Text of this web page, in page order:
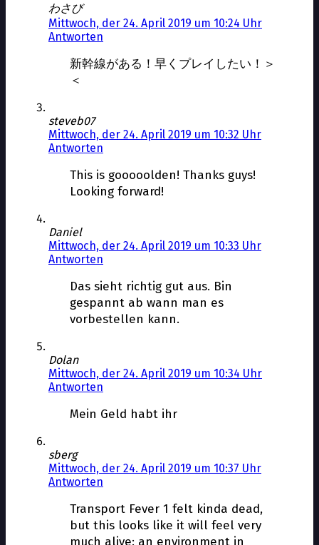
わさび
Mittwoch, der 24. April 2019 um 10:24 Uhr
Antworten
新幹線がある！早くプレイしたい！＞
＜
steveb07
Mittwoch, der 24. April 2019 um 10:32 Uhr
Antworten
This is gooooolden! Thanks guys!
Looking forward!
Daniel
Mittwoch, der 24. April 2019 um 10:33 Uhr
Antworten
Das sieht richtig gut aus. Bin
gespannt ab wann man es
vorbestellen kann.
Dolan
Mittwoch, der 24. April 2019 um 10:34 Uhr
Antworten
Mein Geld habt ihr
sberg
Mittwoch, der 24. April 2019 um 10:37 Uhr
Antworten
Transport Fever 1 felt kinda dead,
but this looks like it will feel very
much alive: an environment in